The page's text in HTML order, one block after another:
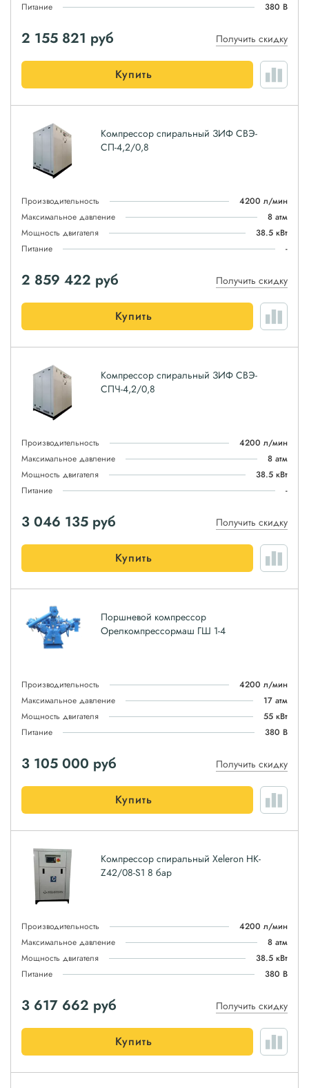
Питание
380 В
2 155 821 руб Получить скидку
Купить
Компрессор спиральный ЗИФ СВЭ-
СП-4,2/0,8
Производительность
4200 л/мин
Максимальное давление
8 атм
Мощность двигателя
38.5 кВт
Питание
-
2 859 422 руб Получить скидку
Купить
Компрессор спиральный ЗИФ СВЭ-
СПЧ-4,2/0,8
Производительность
4200 л/мин
Максимальное давление
8 атм
Мощность двигателя
38.5 кВт
Питание
-
3 046 135 руб Получить скидку
Купить
Поршневой компрессор
Орелкомпрессормаш ГШ 1-4
Производительность
4200 л/мин
Максимальное давление
17 атм
Мощность двигателя
55 кВт
Питание
380 В
3 105 000 руб Получить скидку
Купить
Компрессор спиральный Xeleron HK-
Z42/08-S1 8 бар
Производительность
4200 л/мин
Максимальное давление
8 атм
Мощность двигателя
38.5 кВт
Питание
380 В
3 617 662 руб Получить скидку
Купить